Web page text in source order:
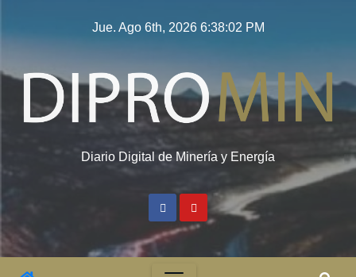
Jue. Ago 6th, 2026 6:38:03 PM
Diario Digital de Minería y Energía